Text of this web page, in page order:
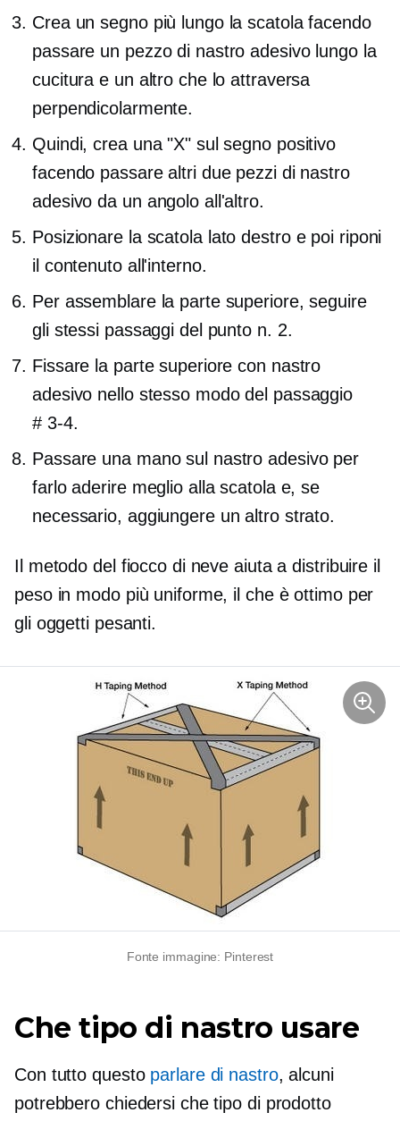
Crea un segno più lungo la scatola facendo
passare un pezzo di nastro adesivo lungo la
cucitura e un altro che lo attraversa
perpendicolarmente.
Quindi, crea una "X" sul segno positivo
facendo passare altri due pezzi di nastro
adesivo da un angolo all'altro.
Posizionare la scatola lato destroe poi riponi
il contenuto all'interno.
Per assemblare la parte superiore, seguire
gli stessi passaggi del punto n. 2.
Fissare la parte superiore con nastro
adesivo nello stesso modo del passaggio
# 3-4.
Passare una mano sul nastro adesivo per
farlo aderire meglio alla scatola e, se
necessario, aggiungere un altro strato.
Il metodo del fiocco di neve aiuta a distribuire il
peso in modo più uniforme, il che è ottimo per
gli oggetti pesanti.
Fonte immagine: Pinterest
Che tipo di nastro usare
Con tutto questo parlare di nastro, alcuni
potrebbero chiedersi che tipo di prodotto